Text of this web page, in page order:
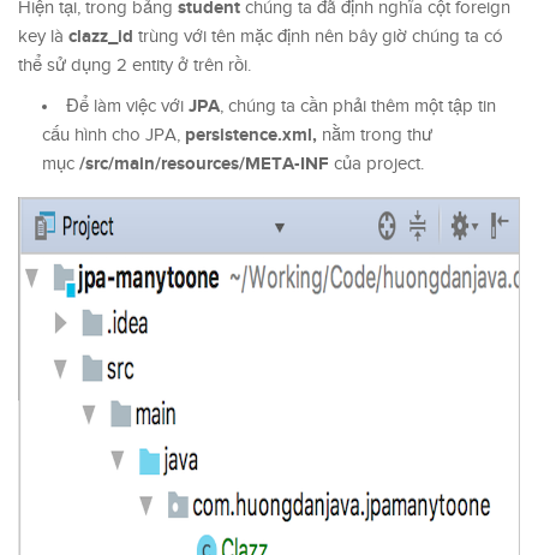
Hiện tại, trong bảng student chúng ta đã định nghĩa cột foreign
key là clazz_id trùng với tên mặc định nên bây giờ chúng ta có
thể sử dụng 2 entity ở trên rồi.
Để làm việc với JPA, chúng ta cần phải thêm một tập tin
cấu hình cho JPA, persistence.xml, nằm trong thư
mục /src/main/resources/META-INF của project.